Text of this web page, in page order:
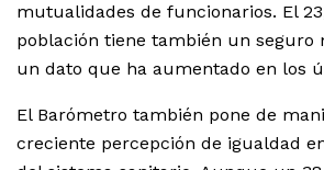
mutualidades de funcionarios. El
población tiene también un seguro
un dato que ha aumentado en los
El Barómetro también pone de
creciente percepción de igualdad